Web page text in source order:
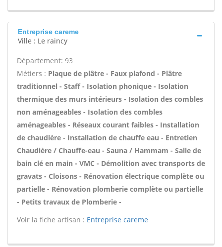
Entreprise careme
Ville : Le raincy
Département: 93
Métiers : Plaque de plâtre - Faux plafond - Plâtre
traditionnel - Staff - Isolation phonique - Isolation
thermique des murs intérieurs - Isolation des combles
non aménageables - Isolation des combles
aménageables - Réseaux courant faibles - Installation
de chaudière - Installation de chauffe eau - Entretien
Chaudière / Chauffe-eau - Sauna / Hammam - Salle de
bain clé en main - VMC - Démolition avec transports de
gravats - Cloisons - Rénovation électrique complète ou
partielle - Rénovation plomberie complète ou partielle
- Petits travaux de Plomberie -
Voir la fiche artisan : Entreprise careme